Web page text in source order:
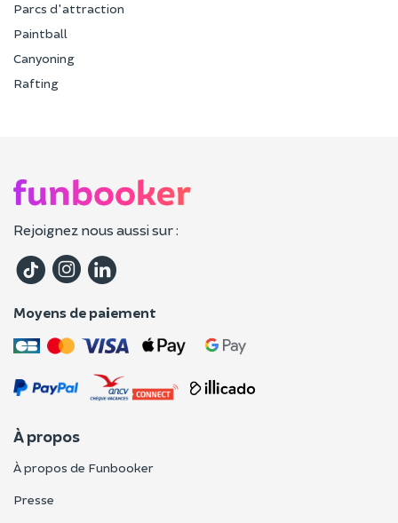
Parcs d'attraction
Paintball
Canyoning
Rafting
Rejoignez nous aussi sur :
Moyens de paiement
À propos
À propos de Funbooker
Presse